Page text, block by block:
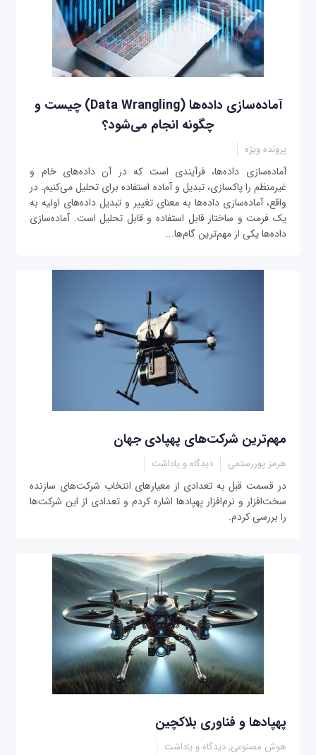
آماده‌سازی داده‌ها (Data Wrangling) چیست و
چگونه انجام می‌شود؟
پرونده ویژه
آماده‌سازی داده‌ها، فرآیندی است که در آن داده‌های خام و
غیرمنظم را پاک‎سازی، تبدیل و آماده استفاده برای تحلیل می‌کنیم. در
واقع، آماده‌سازی داده‌ها به معنای تغییر و تبدیل داده‌های اولیه به
یک فرمت و ساختار قابل استفاده و قابل تحلیل است. آماده‌سازی
داده‌ها یکی از مهم‌ترین گام‌ها...
مهم‌ترین شرکت‌های پهپادی جهان
هرمز پوررستمی دیدگاه و یاداشت
در قسمت قبل به تعدادی از معیارهای انتخاب شرکت‌های سازنده
سخت‌افزار و نرم‌افزار پهپادها اشاره کردم و تعدادی از این شرکت‌ها
را بررسی کردم.
پهپادها و فناوری بلاکچین
هوش مصنوعی, دیدگاه و یاداشت